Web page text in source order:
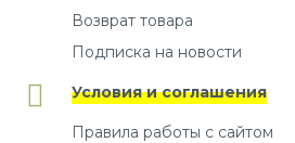
Возврат товара
Подписка на новости
Условия и соглашения
Правила работы с сайтом